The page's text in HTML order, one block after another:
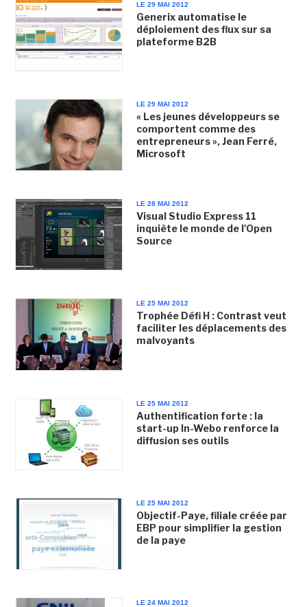
LE 29 MAI 2012
Generix automatise le
déploiement des flux sur sa
plateforme B2B
LE 29 MAI 2012
« Les jeunes développeurs se
comportent comme des
entrepreneurs », Jean Ferré,
Microsoft
LE 28 MAI 2012
Visual Studio Express 11
inquiète le monde de l'Open
Source
LE 25 MAI 2012
Trophée Défi H : Contrast veut
faciliter les déplacements des
malvoyants
LE 25 MAI 2012
Authentification forte : la
start-up In-Webo renforce la
diffusion ses outils
LE 25 MAI 2012
Objectif-Paye, filiale créée par
EBP pour simplifier la gestion
de la paye
LE 24 MAI 2012